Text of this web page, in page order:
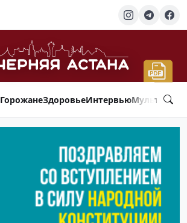
ГорожанеЗдоровьеИнтервью